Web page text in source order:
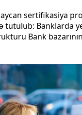
sertifikasiya
tutulub: Banklarda
Bank